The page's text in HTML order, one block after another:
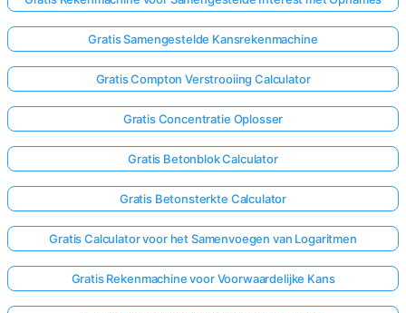
Gratis Samengestelde Kansrekenmachine
Gratis Compton Verstrooiing Calculator
Gratis Concentratie Oplosser
Gratis Betonblok Calculator
Gratis Betonsterkte Calculator
Gratis Calculator voor het Samenvoegen van Logaritmen
Gratis Rekenmachine voor Voorwaardelijke Kans